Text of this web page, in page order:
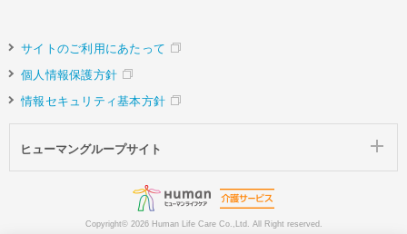
サイトのご利用にあたって
個人情報保護方針
情報セキュリティ基本方針
ヒューマングループサイト
Copyright© 2026 Human Life Care Co.,Ltd. All Right reserved.